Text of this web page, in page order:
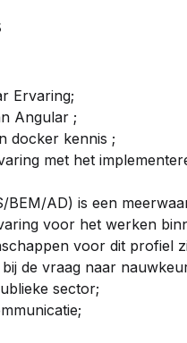
Ervaring;
Angular ;
docker kennis ;
met het
BEM/AD) is een
voor het werken
voor dit profiel
de vraag naar
sector;